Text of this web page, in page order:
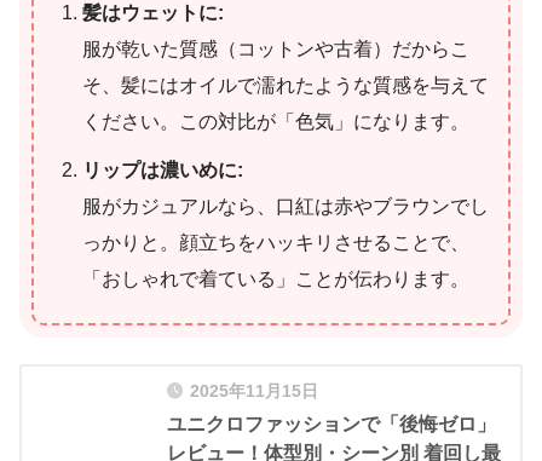
髪はウェットに:
服が乾いた質感（コットンや古着）だからこ
そ、髪にはオイルで濡れたような質感を与えて
ください。この対比が「色気」になります。
リップは濃いめに:
服がカジュアルなら、口紅は赤やブラウンでし
っかりと。顔立ちをハッキリさせることで、
「おしゃれで着ている」ことが伝わります。
2025年11月15日
ユニクロファッションで「後悔ゼロ」
レビュー！体型別・シーン別 着回し最